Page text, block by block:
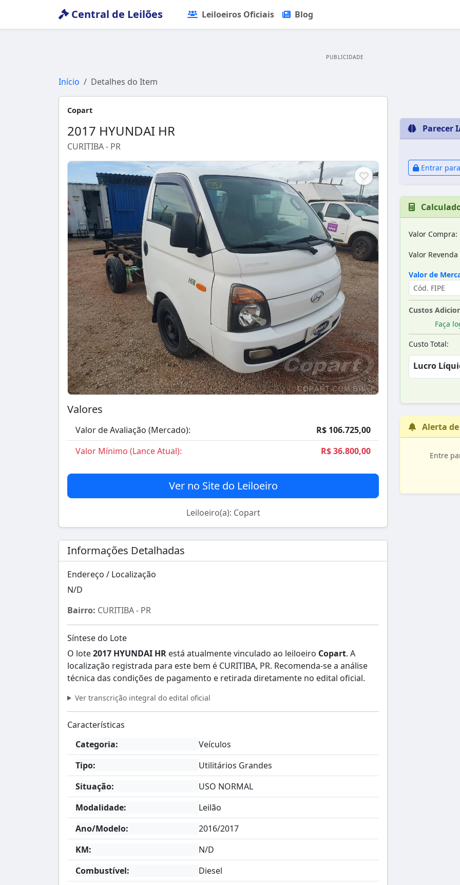
Central de Leilões Leiloeiros Oficiais Blog
PUBLICIDADE
Início Detalhes do Item
Copart
2017 HYUNDAI HR
CURITIBA - PR
Valores
Valor de Avaliação (Mercado):
R$ 106.725,00
Valor Mínimo (Lance Atual):
R$ 36.800,00
Ver no Site do Leiloeiro
Leiloeiro(a): Copart
Informações Detalhadas
Endereço / Localização
N/D
Bairro: CURITIBA - PR
Síntese do Lote
O lote2017 HYUNDAI HR está atualmente vinculado ao leiloeiro Copart. A
localização registrada para este bem é CURITIBA, PR. Recomenda-se a análise
técnica das condições de pagamento e retirada diretamente no edital oficial.
Ver transcrição integral do edital oficial
Características
Categoria:
Veículos
Tipo:
Utilitários Grandes
Situação:
USO NORMAL
Modalidade:
Leilão
Ano/Modelo:
2016/2017
KM:
N/D
Combustível:
Diesel
Parecer
Entrar
Valor Compra:
Valor
Valor de
Custos
Faça
Custo Total:
Lucro
Alerta
Entre